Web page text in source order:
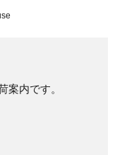
案内です。